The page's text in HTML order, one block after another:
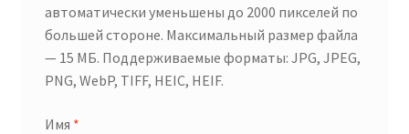
автоматически уменьшены до 2000 пикселей по
большей стороне. Максимальный размер файла
— 15 МБ. Поддерживаемые форматы: JPG, JPEG,
PNG, WebP, TIFF, HEIC, HEIF.
Имя *